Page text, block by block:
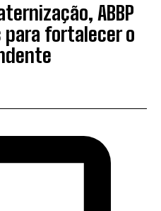
ABBP
fortalecer o